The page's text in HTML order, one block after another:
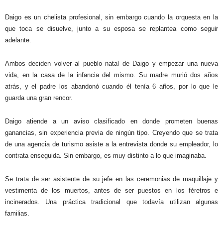
Daigo es un chelista profesional, sin embargo cuando la orquesta en la
que toca se disuelve, junto a su esposa se replantea como seguir
adelante.
Ambos deciden volver al pueblo natal de Daigo y empezar una nueva
vida, en la casa de la infancia del mismo. Su madre murió dos años
atrás, y el padre los abandonó cuando él tenía 6 años, por lo que le
guarda una gran rencor.
Daigo atiende a un aviso clasificado en donde prometen buenas
ganancias, sin experiencia previa de ningún tipo. Creyendo que se trata
de una agencia de turismo asiste a la entrevista donde su empleador, lo
contrata enseguida. Sin embargo, es muy distinto a lo que imaginaba.
Se trata de ser asistente de su jefe en las ceremonias de maquillaje y
vestimenta de los muertos, antes de ser puestos en los féretros e
incinerados. Una práctica tradicional que todavía utilizan algunas
familias.